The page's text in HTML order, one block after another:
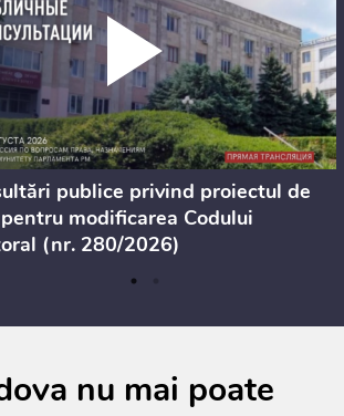
publice privind proiectul de
modificarea Codului
(nr. 280/2026)
nu mai poate